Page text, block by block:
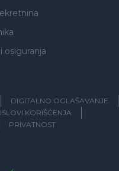
osiguranja
DIGITALNO OGLAŠAVANJE
KORIŠĆENJA
PRIVATNOST